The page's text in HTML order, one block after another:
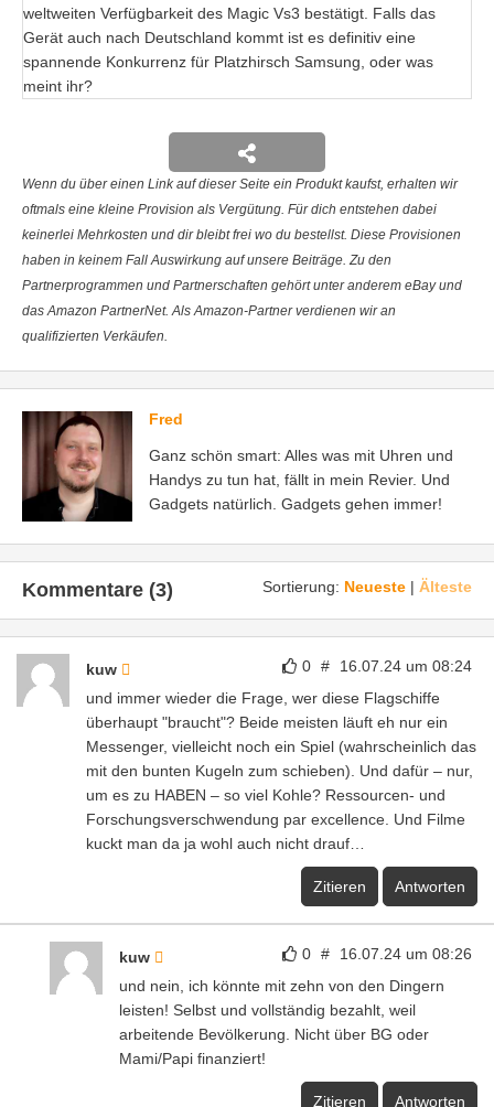
weltweiten Verfügbarkeit des Magic Vs3 bestätigt. Falls das
Gerät auch nach Deutschland kommt ist es definitiv eine
spannende Konkurrenz für Platzhirsch Samsung, oder was
meint ihr?
Wenn du über einen Link auf dieser Seite ein Produkt kaufst, erhalten wir
oftmals eine kleine Provision als Vergütung. Für dich entstehen dabei
keinerlei Mehrkosten und dir bleibt frei wo du bestellst. Diese Provisionen
haben in keinem Fall Auswirkung auf unsere Beiträge. Zu den
Partnerprogrammen und Partnerschaften gehört unter anderem eBay und
das Amazon PartnerNet. Als Amazon-Partner verdienen wir an
qualifizierten Verkäufen.
Fred
Ganz schön smart: Alles was mit Uhren und
Handys zu tun hat, fällt in mein Revier. Und
Gadgets natürlich. Gadgets gehen immer!
Sortierung: Neueste | Älteste
Kommentare (3)
0 # 16.07.24 um 08:24
kuw
und immer wieder die Frage, wer diese Flagschiffe
überhaupt "braucht"? Beide meisten läuft eh nur ein
Messenger, vielleicht noch ein Spiel (wahrscheinlich das
mit den bunten Kugeln zum schieben). Und dafür – nur,
um es zu HABEN – so viel Kohle? Ressourcen- und
Forschungsverschwendung par excellence. Und Filme
kuckt man da ja wohl auch nicht drauf…
Zitieren Antworten
0 # 16.07.24 um 08:26
kuw
und nein, ich könnte mit zehn von den Dingern
leisten! Selbst und vollständig bezahlt, weil
arbeitende Bevölkerung. Nicht über BG oder
Mami/Papi finanziert!
Zitieren Antworten